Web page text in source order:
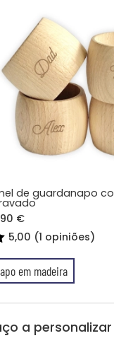
de guardanapo
€
5,00 (1 opiniões)
em madeira
a personalizar